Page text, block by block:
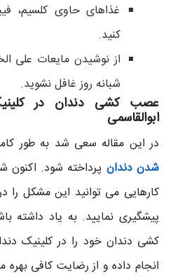
غذاهای حاوی کلسیم،
کنید.
از نوشیدن مایعات علی
شبانه روز غافل نشوید.
عصب کشی دندان در
ابوالقاسمی
در این مقاله سعی شد به طور
شدن دندان پرداخته شود. اکنون
کارهایی می توانید این مشکل را
پیشگیری نمایید. به یاد داشته
کشی دندان خود را در کلینیک
انجام داده و از رضایت کافی